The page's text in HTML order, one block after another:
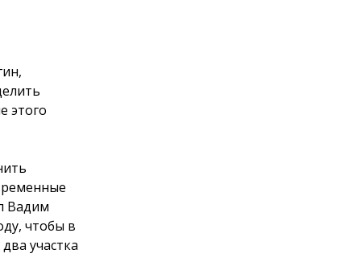
этого
Вадим
чтобы в
участка